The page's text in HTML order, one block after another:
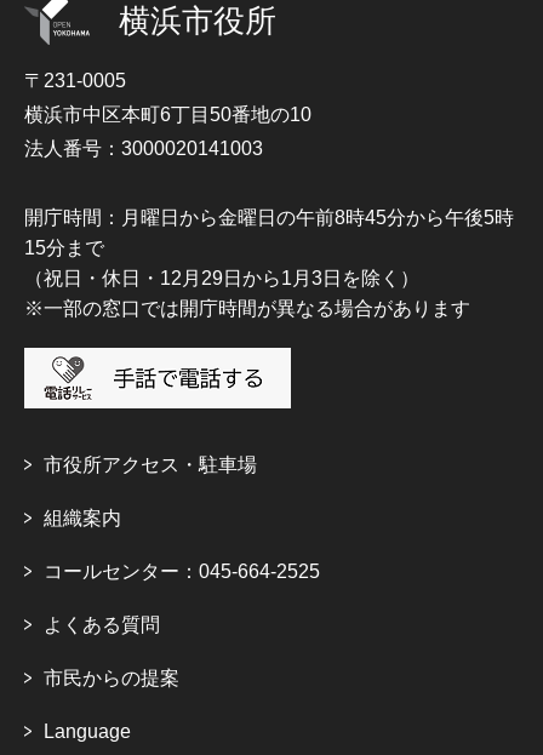
横浜市役所
〒231-0005
横浜市中区本町6丁目50番地の10
法人番号：3000020141003
開庁時間：月曜日から金曜日の午前8時45分から午後5時
15分まで
（祝日・休日・12月29日から1月3日を除く）
※一部の窓口では開庁時間が異なる場合があります
市役所アクセス・駐車場
組織案内
コールセンター：045-664-2525
よくある質問
市民からの提案
Language